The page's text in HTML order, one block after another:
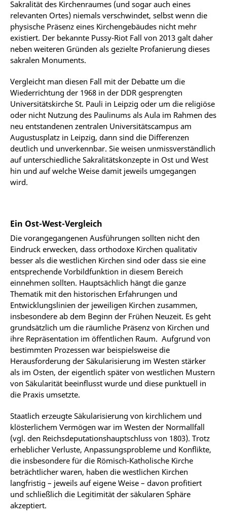
Sakralität des Kirchenraumes (und sogar auch eines
relevanten Ortes) niemals verschwindet, selbst wenn die
physische Präsenz eines Kirchengebäudes nicht mehr
existiert. Der bekannte Pussy-Riot Fall von 2013 galt daher
neben weiteren Gründen als gezielte Profanierung dieses
sakralen Monuments.
Vergleicht man diesen Fall mit der Debatte um die
Wiederrichtung der 1968 in der DDR gesprengten
Universitätskirche St. Pauli in Leipzig oder um die religiöse
oder nicht Nutzung des Paulinums als Aula im Rahmen des
neu entstandenen zentralen Universitätscampus am
Augustusplatz in Leipzig, dann sind die Differenzen
deutlich und unverkennbar. Sie weisen unmissverständlich
auf unterschiedliche Sakralitätskonzepte in Ost und West
hin und auf welche Weise damit jeweils umgegangen
wird.
Ein Ost-West-Vergleich
Die vorangegangenen Ausführungen sollten nicht den
Eindruck erwecken, dass orthodoxe Kirchen qualitativ
besser als die westlichen Kirchen sind oder dass sie eine
entsprechende Vorbildfunktion in diesem Bereich
einnehmen sollten. Hauptsächlich hängt die ganze
Thematik mit den historischen Erfahrungen und
Entwicklungslinien der jeweiligen Kirchen zusammen,
insbesondere ab dem Beginn der Frühen Neuzeit. Es geht
grundsätzlich um die räumliche Präsenz von Kirchen und
ihre Repräsentation im öffentlichen Raum. Aufgrund von
bestimmten Prozessen war beispielsweise die
Herausforderung der Säkularisierung im Westen stärker
als im Osten, der eigentlich später von westlichen Mustern
von Säkularität beeinflusst wurde und diese punktuell in
die Praxis umsetzte.
Staatlich erzeugte Säkularisierung von kirchlichem und
klösterlichem Vermögen war im Westen der Normallfall
(vgl. den Reichsdeputationshauptschluss von 1803). Trotz
erheblicher Verluste, Anpassungsprobleme und Konflikte,
die insbesondere für die Römisch-Katholische Kirche
beträchtlicher waren, haben die westlichen Kirchen
langfristig – jeweils auf eigene Weise – davon profitiert
und schließlich die Legitimität der säkularen Sphäre
akzeptiert.